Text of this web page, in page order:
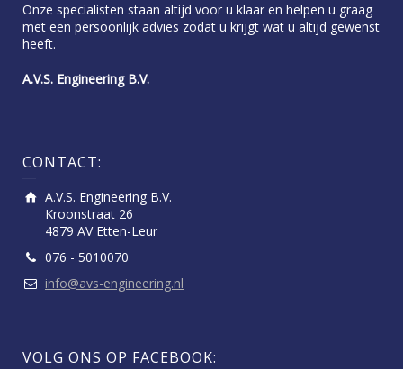
Onze specialisten staan altijd voor u klaar en helpen u graag
met een persoonlijk advies zodat u krijgt wat u altijd gewenst
heeft.
A.V.S. Engineering B.V.
CONTACT:
A.V.S. Engineering B.V.
Kroonstraat 26
4879 AV Etten-Leur
076 - 5010070
info@avs-engineering.nl
VOLG ONS OP FACEBOOK: